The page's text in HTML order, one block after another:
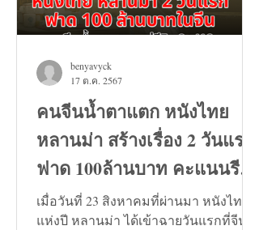
คนจีนน้ำตาแตก หนังไทย
หลานม่า สร้างเรื่อง 2 วันแรก
ฟาด 100ล้านบาท คะแนนรีวิว
9+
เมื่อวันที่ 23 สิงหาคมที่ผ่านมา หนังไทย
แห่งปี หลานม่า ได้เข้าฉายวันแรกที่จีน
benyavyck
17 ต.ค. 2567